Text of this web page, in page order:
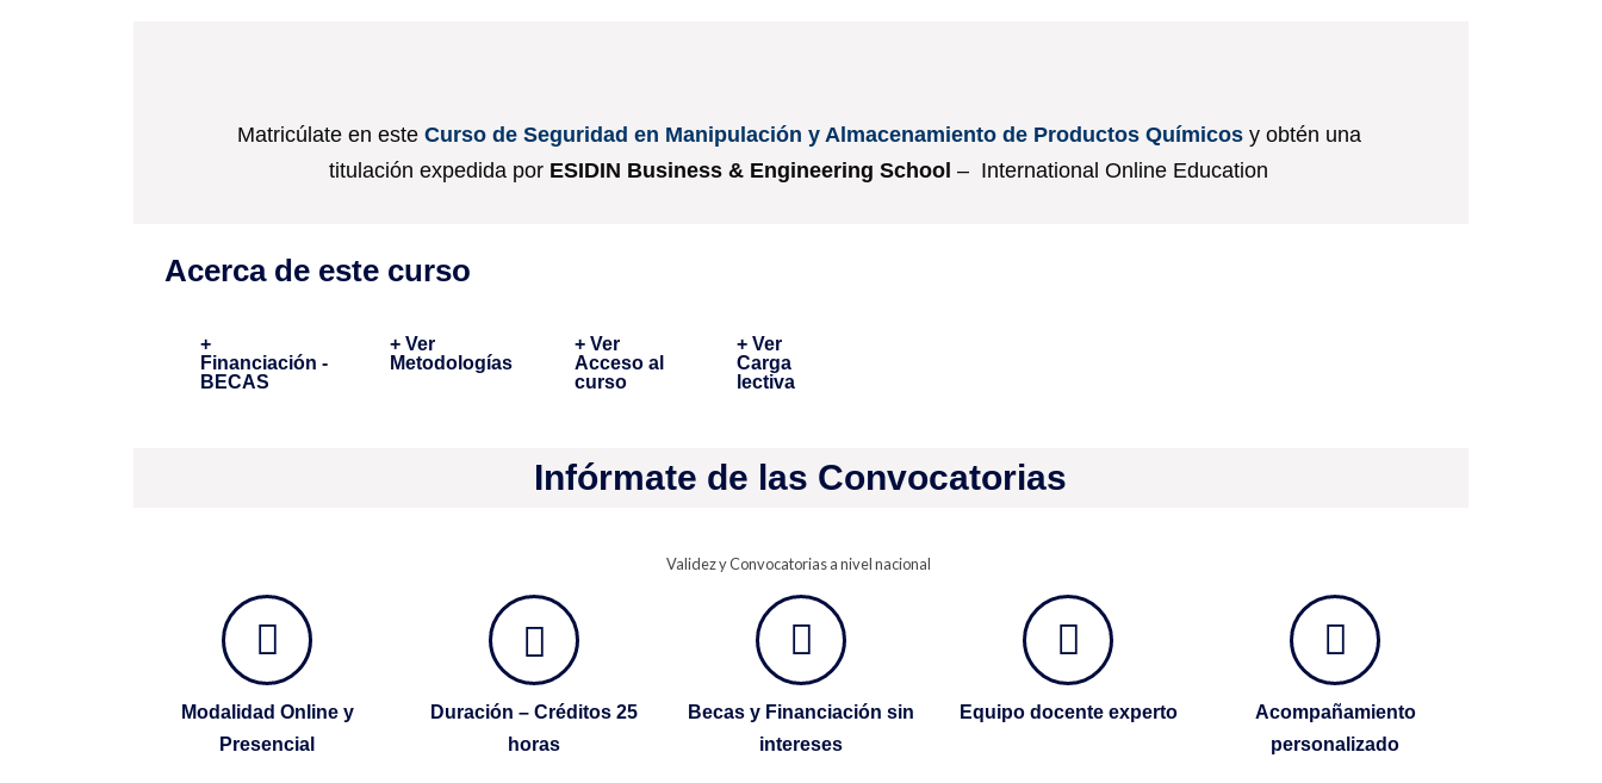
Matricúlate en este Curso de Seguridad en Manipulación y Almacenamiento de Productos Químicosy obtén una
titulación expedida por ESIDIN Business & Engineering School – International Online Education
Acerca de este curso
+
Financiación -
BECAS
+ Ver
Metodologías
+ Ver
Acceso al
curso
+ Ver
Carga
lectiva
Infórmate de las Convocatorias
Validez y Convocatorias a nivel nacional
Modalidad Online y
Presencial
Duración – Créditos 25
horas
Becas y Financiación sin
intereses
Equipo docente experto
Acompañamiento
personalizado